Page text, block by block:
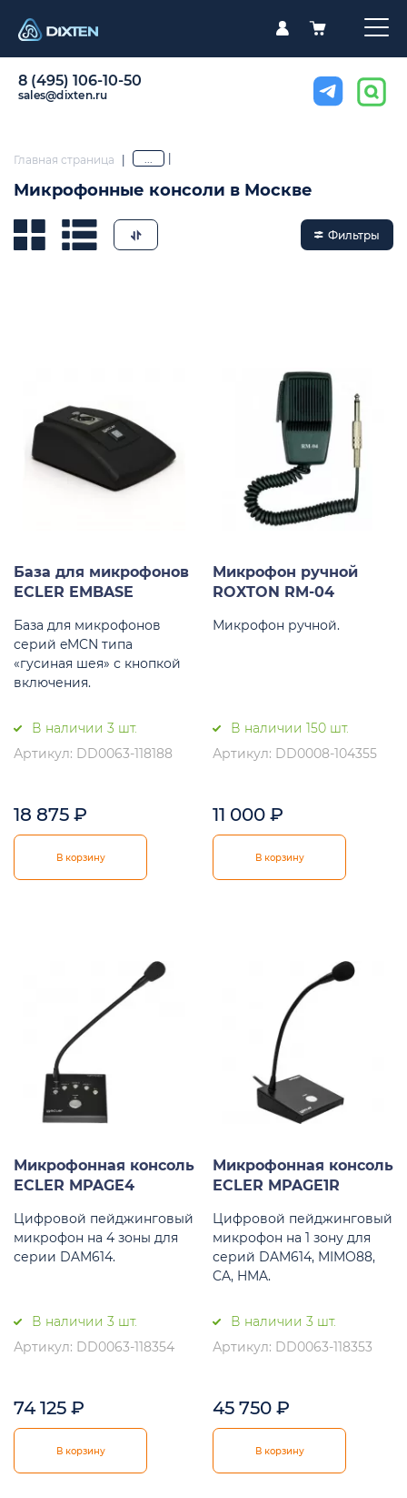
8 (495) 106-10-50
sales@dixten.ru
Главная страница | ...
Микрофонные консоли в Москве
Фильтры
База для микрофонов
ECLER EMBASE
База для микрофонов
серий eMCN типа
«гусиная шея» с кнопкой
включения.
В наличии 3 шт.
Артикул: DD0063-118188
18 875 ₽
В корзину
Микрофон ручной
ROXTON RM-04
Микрофон ручной.
В наличии 150 шт.
Артикул: DD0008-104355
11 000 ₽
В корзину
Микрофонная консоль
ECLER MPAGE4
Цифровой пейджинговый
микрофон на 4 зоны для
серии DAM614.
В наличии 3 шт.
Артикул: DD0063-118354
74 125 ₽
В корзину
Микрофонная консоль
ECLER MPAGE1R
Цифровой пейджинговый
микрофон на 1 зону для
серий DAM614, MIMO88,
CA, HMA.
В наличии 3 шт.
Артикул: DD0063-118353
45 750 ₽
В корзину